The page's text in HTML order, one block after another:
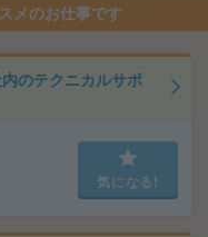
メのお仕事です
のテクニカルサポ
気になる!